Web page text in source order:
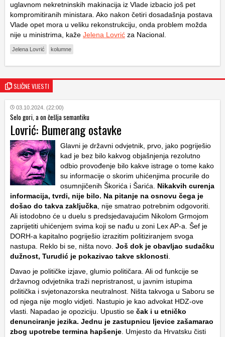
uglavnom nekretninskih makinacija iz Vlade izbacio još pet
kompromitiranih ministara Ako nakon četiri dosadašnja postava
Vlade opet mora u veliku rekonstrukciju, onda problem možda
nije u ministrima, kaže Jelena Lovrić za Nacional.
Jelena Lovrić kolumne
SLIČNE VIJESTI
03.10.2024. (22:00)
Selo gori, a on češlja semantiku
Lovrić: Bumerang ostavke
Glavni je državni odvjetnik, prvo, jako pogriješio
kad je bez bilo kakvog objašnjenja rezolutno
odbio provođenje bilo kakve istrage o tome kako
su informacije o skorim uhićenjima procurile do
osumnjičenih Škorića i Šarića.
Nikakvih curenja
informacija, tvrdi, nije bilo. Na pitanje na osnovu čega je
došao do takva zaključka , nije smatrao potrebnim odgovoriti.
Ali istodobno će u duelu s predsjedavajućim Nikolom Grmojom
zaprijetiti uhićenjem svima koji se nađu u zoni Lex AP-a. Šef je
DORH-a kapitalno pogriješio izrazitim politiziranjem svoga
nastupa. Reklo bi se, ništa novo. Još dok je obavljao sudačku
dužnost, Turudić je pokazivao takve sklonosti
Davao je političke izjave, glumio političara. Ali od funkcije se
državnog odvjetnika traži nepristranost, u javnim istupima
politička i svjetonazorska neutralnost. Ništa takvoga u Saboru se
od njega nije moglo vidjeti. Nastupio je kao advokat HDZ-ove
vlasti. Napadao je opoziciju. Upustio se čak i u etničko
denunciranje jezika. Jednu je zastupnicu ljevice zašamarao
zbog upotrebe termina hapšenje . Umjesto da Hrvatsku čisti